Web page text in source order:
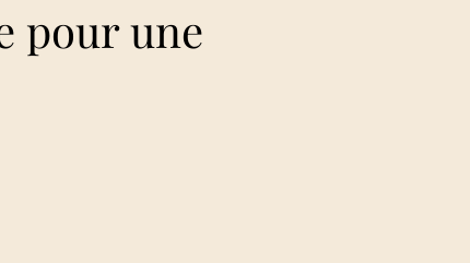
pour une